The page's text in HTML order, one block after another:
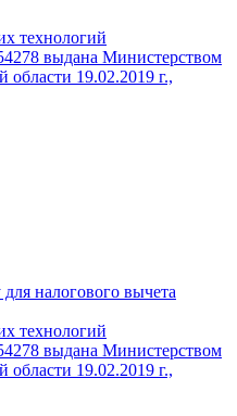
технологий
выдана Министерством
области 19.02.2019 г.,
для налогового вычета
технологий
выдана Министерством
области 19.02.2019 г.,